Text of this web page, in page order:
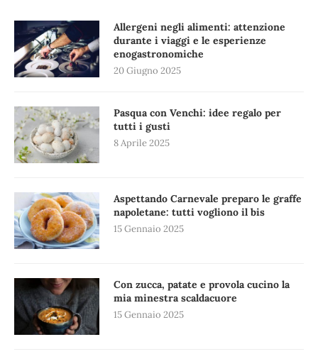
Allergeni negli alimenti: attenzione
durante i viaggi e le esperienze
enogastronomiche
20 Giugno 2025
Pasqua con Venchi: idee regalo per
tutti i gusti
8 Aprile 2025
Aspettando Carnevale preparo le graffe
napoletane: tutti vogliono il bis
15 Gennaio 2025
Con zucca, patate e provola cucino la
mia minestra scaldacuore
15 Gennaio 2025